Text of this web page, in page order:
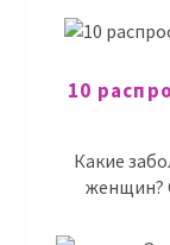
10
Какие
женщин?